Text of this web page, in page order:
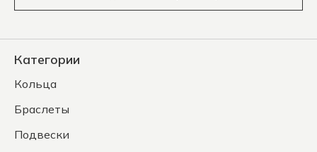
Категории
Кольца
Браслеты
Подвески